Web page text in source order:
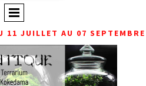
11 JUILLET AU 07 SEPTEMBRE